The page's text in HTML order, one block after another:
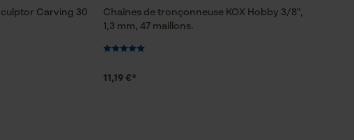
Carving 30
Chaînes de tronçonneuse KOX Hobby 3/8",
1,3 mm, 47 maillons.
11,19 €*